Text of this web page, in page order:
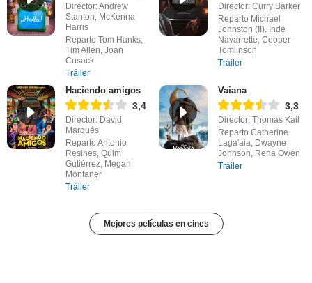
Director: Andrew
Stanton, McKenna
Harris
Reparto Tom Hanks,
Tim Allen, Joan
Cusack
Tráiler
Director: Curry Barker
Reparto Michael
Johnston (II), Inde
Navarrette, Cooper
Tomlinson
Tráiler
Haciendo amigos
3,4
Director: David
Marqués
Reparto Antonio
Resines, Quim
Gutiérrez, Megan
Montaner
Tráiler
Vaiana
3,3
Director: Thomas Kail
Reparto Catherine
Laga'aia, Dwayne
Johnson, Rena Owen
Tráiler
Mejores películas en cines